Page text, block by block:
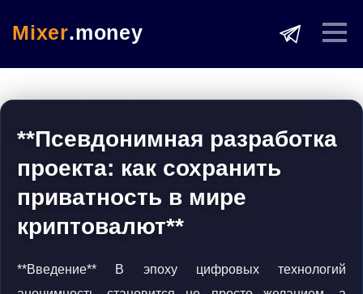
Mixer.money
**Псевдонимная разработка
проекта: как сохранить
приватность в мире
криптовалют**
**Введение** В эпоху цифровых технологий